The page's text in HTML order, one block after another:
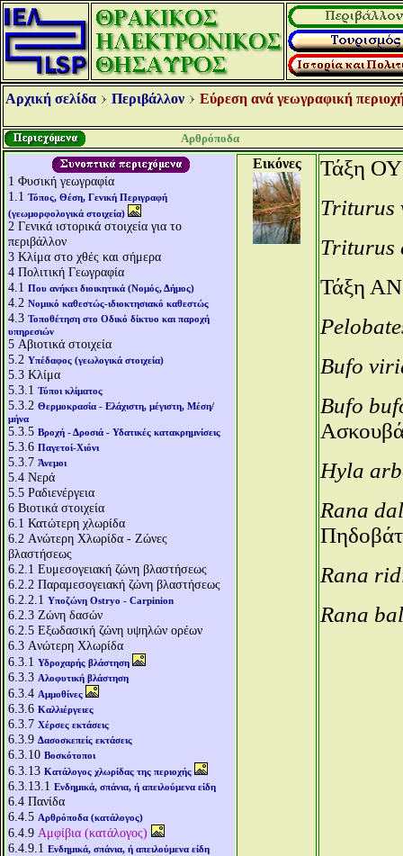
Αρχική σελίδα Περιβάλλον Εύρεση ανά γεωγραφική
Αρθρόποδα
1 Φυσική γεωγραφία
1.1 Τόπος, Θέση, Γενική Περιγραφή
(γεωμορφολογικά στοιχεία)
2 Γενικά ιστορικά στοιχεία για το
περιβάλλον
3 Κλίμα στο χθές και σήμερα
4 Πολιτική Γεωγραφία
4.1 Που ανήκει διοικητικά (Νομός, Δήμος)
4.2 Νομικό καθεστώς-ιδιοκτησιακό καθεστώς
4.3 Τοποθέτηση στο Οδικό δίκτυο και παροχή
υπηρεσιών
5 Αβιοτικά στοιχεία
5.2 Υπέδαφος (γεωλογικά στοιχεία)
5.3 Κλίμα
5.3.1 Τύποι κλίματος
5.3.2 Θερμοκρασία - Ελάχιστη, μέγιστη, Μέση/
μήνα
5.3.5 Βροχή - Δροσιά - Υδατικές κατακρημνίσεις
5.3.6 Παγετοί-Χιόνι
5.3.7 Άνεμοι
5.4 Νερά
5.5 Ραδιενέργεια
6 Βιοτικά στοιχεία
6.1 Κατώτερη χλωρίδα
6.2 Aνώτερη Χλωρίδα - Ζώνες
βλαστήσεως
6.2.1 Ευμεσογειακή ζώνη βλαστήσεως
6.2.2 Παραμεσογειακή ζώνη βλαστήσεως
6.2.2.1 Υποζώνη Ostryo - Carpinion
6.2.3 Ζώνη δασών
6.2.5 Εξωδασική ζώνη υψηλών ορέων
6.3 Aνώτερη Χλωρίδα
6.3.1 Υδροχαρής βλάστηση
6.3.3 Αλοφυτική βλάστηση
6.3.4 Αμμοθίνες
6.3.6 Καλλιέργειες
6.3.7 Χέρσες εκτάσεις
6.3.9 Δασοσκεπείς εκτάσεις
6.3.10 Βοσκότοποι
6.3.13 Κατάλογος χλωρίδας της περιοχής
6.3.13.1 Ενδημικά, σπάνια, ή απειλούμενα είδη
6.4 Πανίδα
6.4.5 Αρθρόποδα (κατάλογος)
6.4.9 Αμφίβια (κατάλογος)
6.4.9.1 Ενδημικά, σπάνια, ή απειλούμενα είδη
Εικόνες
Τάξη
Triturus
Τάξη
Bufo
Bufo
Hyla
Rana
Rana
Rana